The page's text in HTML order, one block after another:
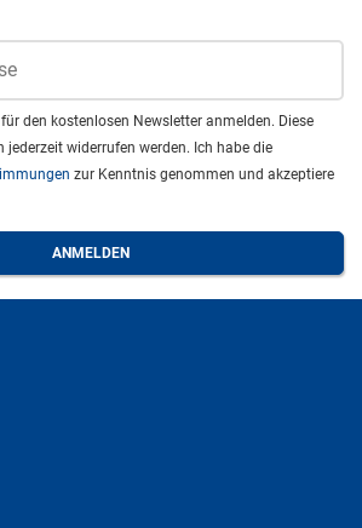
den kostenlosen Newsletter anmelden. Diese
jederzeit widerrufen werden. Ich habe die
zur Kenntnis genommen und akzeptiere